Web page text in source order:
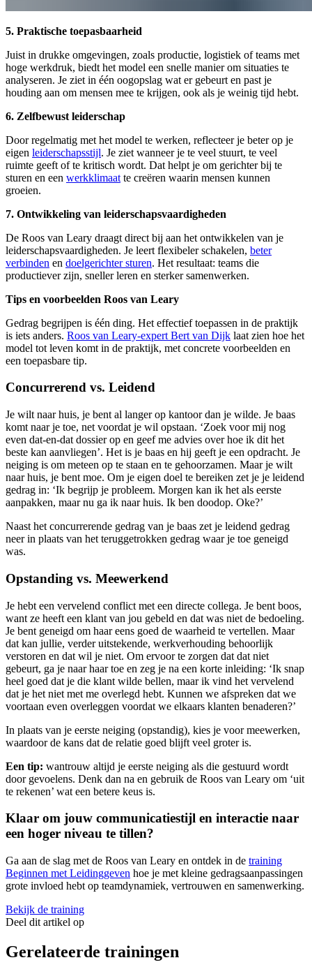
5. Praktische toepasbaarheid
Juist in drukke omgevingen, zoals productie, logistiek of teams met
hoge werkdruk, biedt het model een snelle manier om situaties te
analyseren. Je ziet in één oogopslag wat er gebeurt en past je
houding aan om mensen mee te krijgen, ook als je weinig tijd hebt.
6. Zelfbewust leiderschap
Door regelmatig met het model te werken, reflecteer je beter op je
eigen leiderschapsstijl. Je ziet wanneer je te veel stuurt, te veel
ruimte geeft of te kritisch wordt. Dat helpt je om gerichter bij te
sturen en een werkklimaat te creëren waarin mensen kunnen
groeien.
7. Ontwikkeling van leiderschapsvaardigheden
De Roos van Leary draagt direct bij aan het ontwikkelen van je
leiderschapsvaardigheden. Je leert flexibeler schakelen, beter
verbinden en doelgerichter sturen. Het resultaat: teams die
productiever zijn, sneller leren en sterker samenwerken.
Tips en voorbeelden Roos van Leary
Gedrag begrijpen is één ding. Het effectief toepassen in de praktijk
is iets anders. Roos van Leary-expert Bert van Dijk laat zien hoe het
model tot leven komt in de praktijk, met concrete voorbeelden en
een toepasbare tip.
Concurrerend vs. Leidend
Je wilt naar huis, je bent al langer op kantoor dan je wilde. Je baas
komt naar je toe, net voordat je wil opstaan. ‘Zoek voor mij nog
even dat-en-dat dossier op en geef me advies over hoe ik dit het
beste kan aanvliegen’. Het is je baas en hij geeft je een opdracht. Je
neiging is om meteen op te staan en te gehoorzamen. Maar je wilt
naar huis, je bent moe. Om je eigen doel te bereiken zet je je leidend
gedrag in: ‘Ik begrijp je probleem. Morgen kan ik het als eerste
aanpakken, maar nu ga ik naar huis. Ik ben doodop. Oke?’
Naast het concurrerende gedrag van je baas zet je leidend gedrag
neer in plaats van het teruggetrokken gedrag waar je toe geneigd
was.
Opstanding vs. Meewerkend
Je hebt een vervelend conflict met een directe collega. Je bent boos,
want ze heeft een klant van jou gebeld en dat was niet de bedoeling.
Je bent geneigd om haar eens goed de waarheid te vertellen. Maar
dat kan jullie, verder uitstekende, werkverhouding behoorlijk
verstoren en dat wil je niet. Om ervoor te zorgen dat dat niet
gebeurt, ga je naar haar toe en zeg je na een korte inleiding: ‘Ik snap
heel goed dat je die klant wilde bellen, maar ik vind het vervelend
dat je het niet met me overlegd hebt. Kunnen we afspreken dat we
voortaan even overleggen voordat we elkaars klanten benaderen?’
In plaats van je eerste neiging (opstandig), kies je voor meewerken,
waardoor de kans dat de relatie goed blijft veel groter is.
Een tip: wantrouw altijd je eerste neiging als die gestuurd wordt
door gevoelens. Denk dan na en gebruik de Roos van Leary om ‘uit
te rekenen’ wat een betere keus is.
Klaar om jouw communicatiestijl en interactie naar
een hoger niveau te tillen?
Ga aan de slag met de Roos van Leary en ontdek in de training
Beginnen met Leidinggeven hoe je met kleine gedragsaanpassingen
grote invloed hebt op teamdynamiek, vertrouwen en samenwerking.
Bekijk de training
Deel dit artikel op
Gerelateerde trainingen